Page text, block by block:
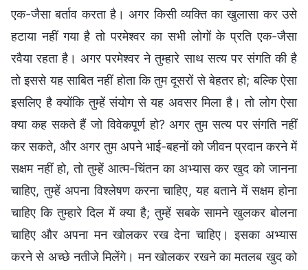
एक-जैसा बर्ताव करता है। अगर किसी व्यक्ति का खुलासा कर उसे
हटाया नहीं गया है तो परमेश्वर का सभी लोगों के प्रति एक-जैसा
रवैया रहता है। अगर परमेश्वर ने तुम्हारे साथ सत्य पर संगति की है
तो इससे यह साबित नहीं होता कि तुम दूसरों से बेहतर हो; बल्कि ऐसा
इसलिए है क्योंकि तुम्हें संयोग से यह अवसर मिला है। तो लोग ऐसा
क्या कह सकते हैं जो विवेकपूर्ण हो? अगर तुम सत्य पर संगति नहीं
कर सकते, और अगर तुम अपने भाई-बहनों को जीवन प्रदान करने में
सक्षम नहीं हो, तो तुम्हें आत्म-चिंतन का अभ्यास कर खुद को जानना
चाहिए, तुम्हें अपना विश्लेषण करना चाहिए, यह बताने में सक्षम होना
चाहिए कि तुम्हारे दिल में क्या है; तुम्हें सबके सामने खुलकर बोलना
चाहिए और अपना मन खोलकर रख देना चाहिए। इसका अभ्यास
करने से अच्छे नतीजे मिलेंगे। मन खोलकर रखने का मतलब खुद को